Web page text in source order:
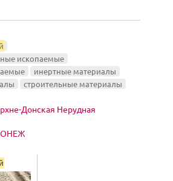
ископаемые
инертные материалы
строительные материалы
Донская Нерудная